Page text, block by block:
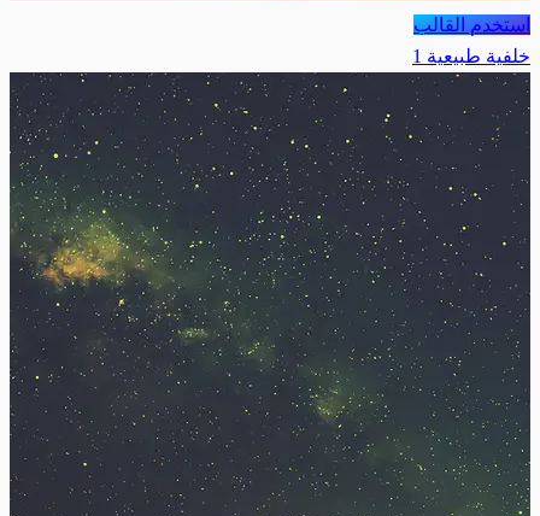
استخدم القالب
خلفية طبيعية 1